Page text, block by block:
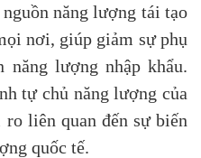
năng lượng tái tạo
nơi, giúp giảm sự phụ
năng lượng nhập khẩu.
tự chủ năng lượng của
liên quan đến sự biến
quốc tế.